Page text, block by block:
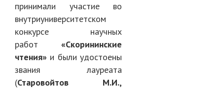
принимали участие во
внутриуниверситетском
конкурсе научных
работ «Скорининские
чтения» и были удостоены
звания лауреата
(Старовойтов М.И.,